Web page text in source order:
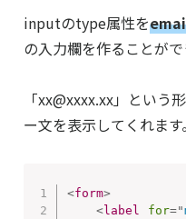
inputのtype属性を
の入力欄を作ることがで
「xx@xxxx.xx」という
ー文を表示してくれます。
<form>
<label for="